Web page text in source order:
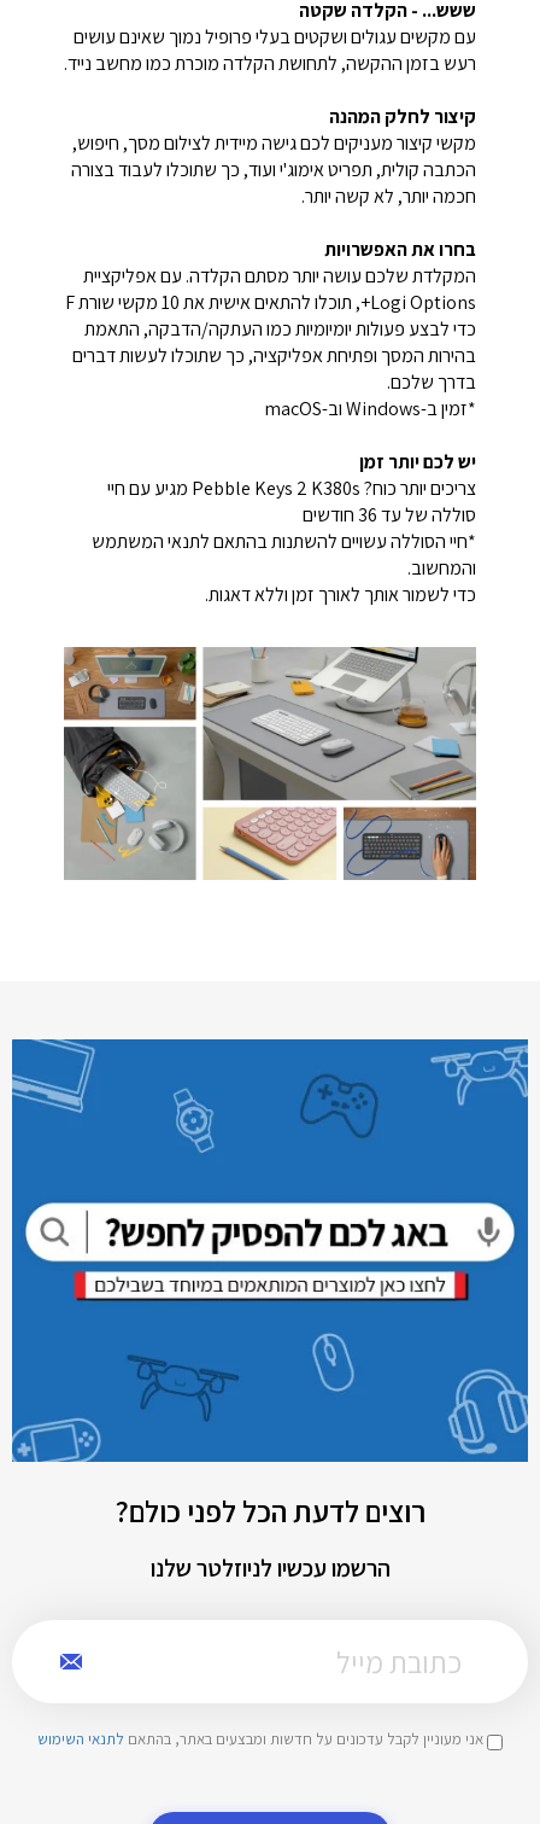
ששש... - הקלדה שקטה
עם מקשים עגולים ושקטים בעלי פרופיל נמוך שאינם עושים
רעש בזמן ההקשה, לתחושת הקלדה מוכרת כמו מחשב נייד.
קיצור לחלק המהנה
מקשי קיצור מעניקים לכם גישה מיידית לצילום מסך, חיפוש,
הכתבה קולית, תפריט אימוג'י ועוד, כך שתוכלו לעבוד בצורה
חכמה יותר, לא קשה יותר.
בחרו את האפשרויות
המקלדת שלכם עושה יותר מסתם הקלדה. עם אפליקציית
Logi Options+, תוכלו להתאים אישית את 10 מקשי שורת F
כדי לבצע פעולות יומיומיות כמו העתקה/הדבקה, התאמת
בהירות המסך ופתיחת אפליקציה, כך שתוכלו לעשות דברים
בדרך שלכם.
*זמין ב-Windows וב-macOS
יש לכם יותר זמן
צריכים יותר כוח? Pebble Keys 2 K380s מגיע עם חיי
סוללה של עד 36 חודשים
*חיי הסוללה עשויים להשתנות בהתאם לתנאי המשתמש
והמחשוב.
כדי לשמור אותך לאורך זמן וללא דאגות.
רוצים לדעת הכל לפני כולם?
הרשמו עכשיו לניוזלטר שלנו
אני מעוניין לקבל עדכונים על חדשות ומבצעים באתר, בהתאם לתנאי השימוש